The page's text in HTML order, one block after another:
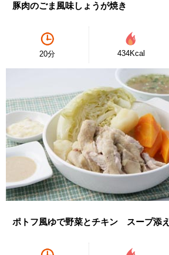
豚肉のごま風味しょうが焼き
20分 434Kcal
ポトフ風ゆで野菜とチキン スープ添え